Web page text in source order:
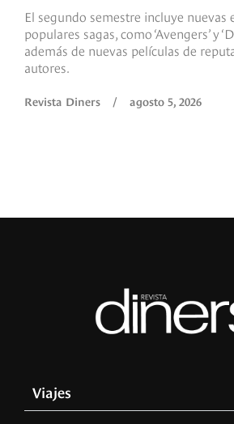
El segundo semestre incluye nuevas
populares sagas, como ‘Avengers’ y
además de nuevas películas de
autores.
Revista Diners / agosto 5, 2026
Viajes